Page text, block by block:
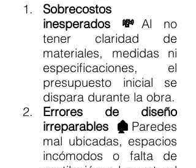
Sobrecostos
inesperados 💸Al no
tener claridad de
materiales, medidas ni
especificaciones, el
presupuesto inicial se
dispara durante la obra.
Errores de diseño
irreparables 🏚️ Paredes
mal ubicadas, espacios
incómodos o falta de